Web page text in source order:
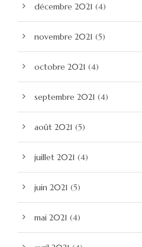
décembre 2021 (4)
novembre 2021 (5)
octobre 2021 (4)
septembre 2021 (4)
août 2021 (5)
juillet 2021 (4)
juin 2021 (5)
mai 2021 (4)